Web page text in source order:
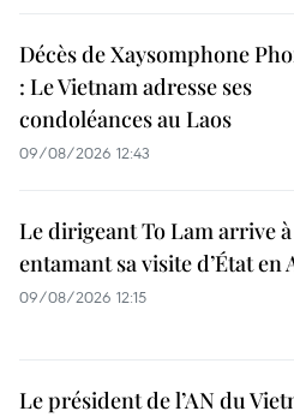
Décès de Xaysomphone
: Le Vietnam adresse ses
condoléances au Laos
09/08/2026 12:43
Le dirigeant To Lam arrive
entamant sa visite d’État en
09/08/2026 12:15
Le président de l’AN du